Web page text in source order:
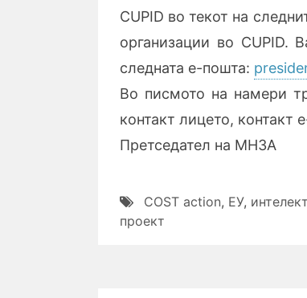
CUPID во текот на
организации во CUPID.
следната е-пошта:
Во писмото на намери
контакт лицето, контакт
Претседател на МНЗА
COST action, ЕУ,
проект